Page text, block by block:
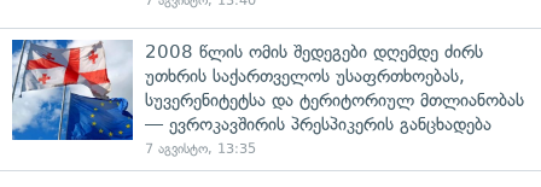
2008 წლის ომის შედეგები დღემდე ძირს
უთხრის საქართველოს უსაფრთხოებას,
სუვერენიტეტსა და ტერიტორიულ მთლიანობას
— ევროკავშირის პრესპიკერის განცხადება
7 აგვისტო, 13:35